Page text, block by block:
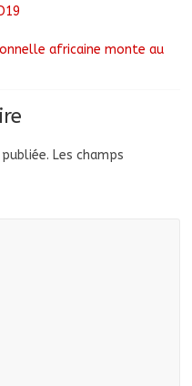
africaine monte au
Les champs